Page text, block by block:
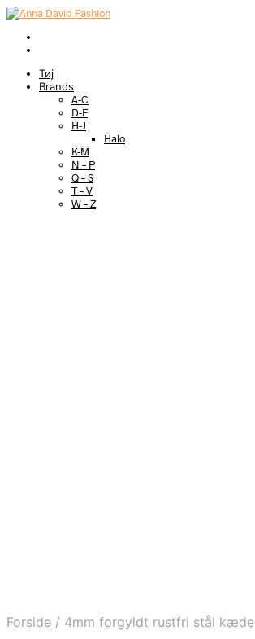
Tøj
Brands
A-C
D-F
H-J
Halo
K-M
N – P
Q – S
T – V
W – Z
Forside / 4mm forgyldt rustfri stål kæde